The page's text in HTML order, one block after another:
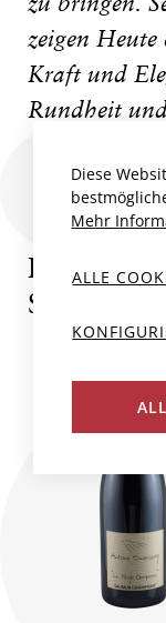
zeigen
Kraft und
Rundheit
SANZAY
Diese
Mehr
ALLE